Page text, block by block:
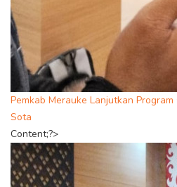
Pemkab Merauke Lanjutkan
Sota
Content;?>